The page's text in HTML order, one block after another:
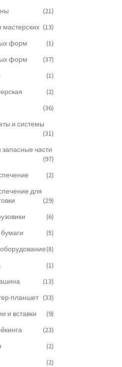
(21)
(13)
форм
(1)
форм
(37)
(1)
(2)
(36)
и системы
(31)
части
(97)
(2)
для
(29)
(6)
(5)
(8)
(1)
(13)
планшет (33)
и вставки
(9)
(23)
(2)
(2)